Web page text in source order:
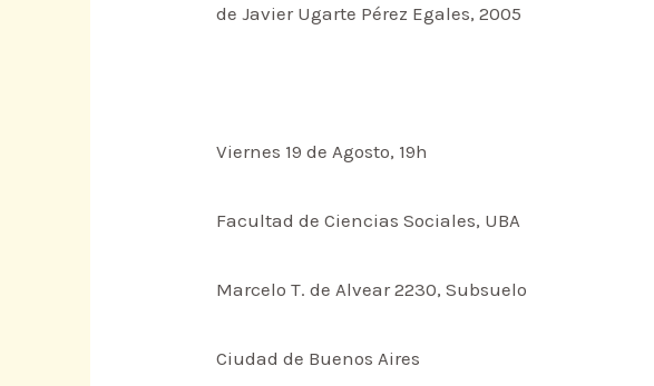
de Javier Ugarte Pérez Egales, 2005
Viernes 19 de Agosto, 19h
Facultad de Ciencias Sociales, UBA
Marcelo T. de Alvear 2230, Subsuelo
Ciudad de Buenos Aires